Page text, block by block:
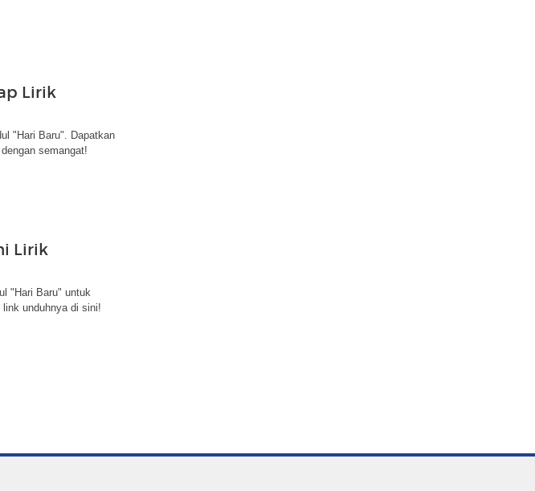
Lirik
"Hari Baru". Dapatkan
semangat!
Lirik
"Hari Baru" untuk
unduhnya di sini!